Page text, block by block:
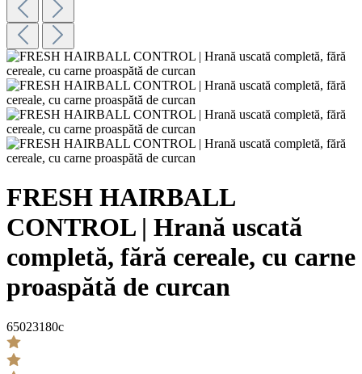
FRESH HAIRBALL
CONTROL | Hrană uscată
completă, fără cereale, cu carne
proaspătă de curcan
65023180c